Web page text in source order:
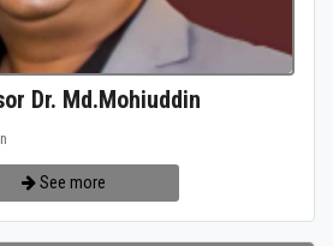
Dr. Md.Mohiuddin
See more